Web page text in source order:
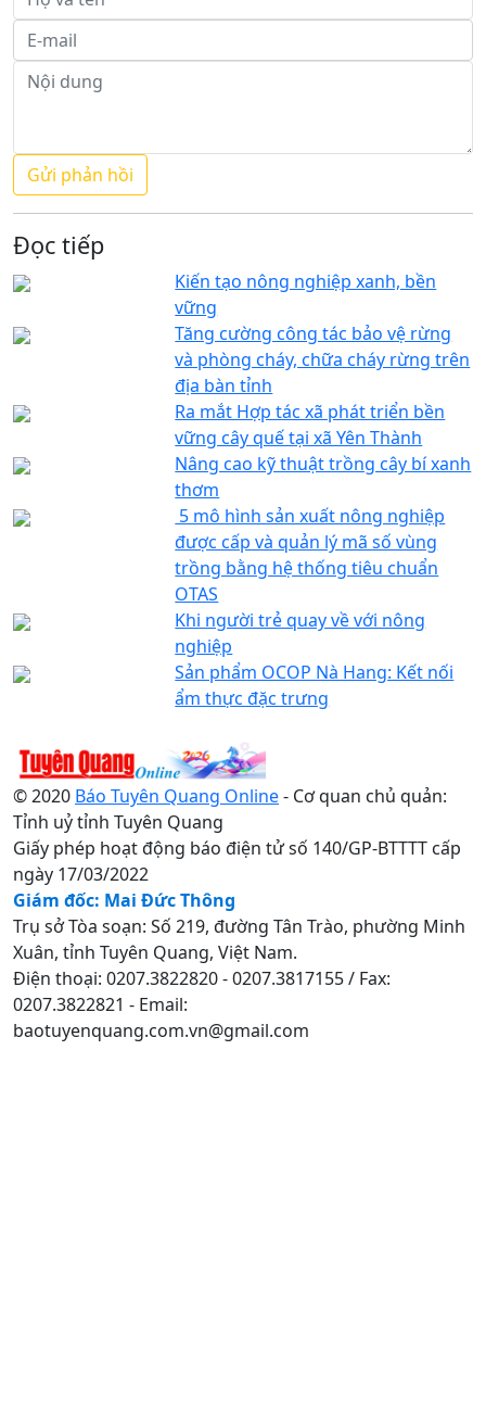
Đọc tiếp
Kiến tạo nông nghiệp xanh, bền
vững
Tăng cường công tác bảo vệ rừng
và phòng cháy, chữa cháy rừng trên
địa bàn tỉnh
Ra mắt Hợp tác xã phát triển bền
vững cây quế tại xã Yên Thành
Nâng cao kỹ thuật trồng cây bí xanh
thơm
5 mô hình sản xuất nông nghiệp
được cấp và quản lý mã số vùng
trồng bằng hệ thống tiêu chuẩn
OTAS
Khi người trẻ quay về với nông
nghiệp
Sản phẩm OCOP Nà Hang: Kết nối
ẩm thực đặc trưng
© 2020 Báo Tuyên Quang Online- Cơ quan chủ quản:
Tỉnh uỷ tỉnh Tuyên Quang
Giấy phép hoạt động báo điện tử số 140/GP-BTTTT cấp
ngày 17/03/2022
Giám đốc: Mai Đức Thông
Trụ sở Tòa soạn: Số 219, đường Tân Trào, phường Minh
Xuân, tỉnh Tuyên Quang, Việt Nam.
Điện thoại: 0207.3822820 - 0207.3817155 / Fax:
0207.3822821 - Email:
baotuyenquang.com.vn@gmail.com